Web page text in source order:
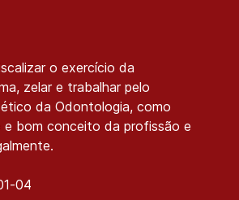
o exercício da
zelar e trabalhar pelo
da Odontologia, como
e bom conceito da profissão e
04